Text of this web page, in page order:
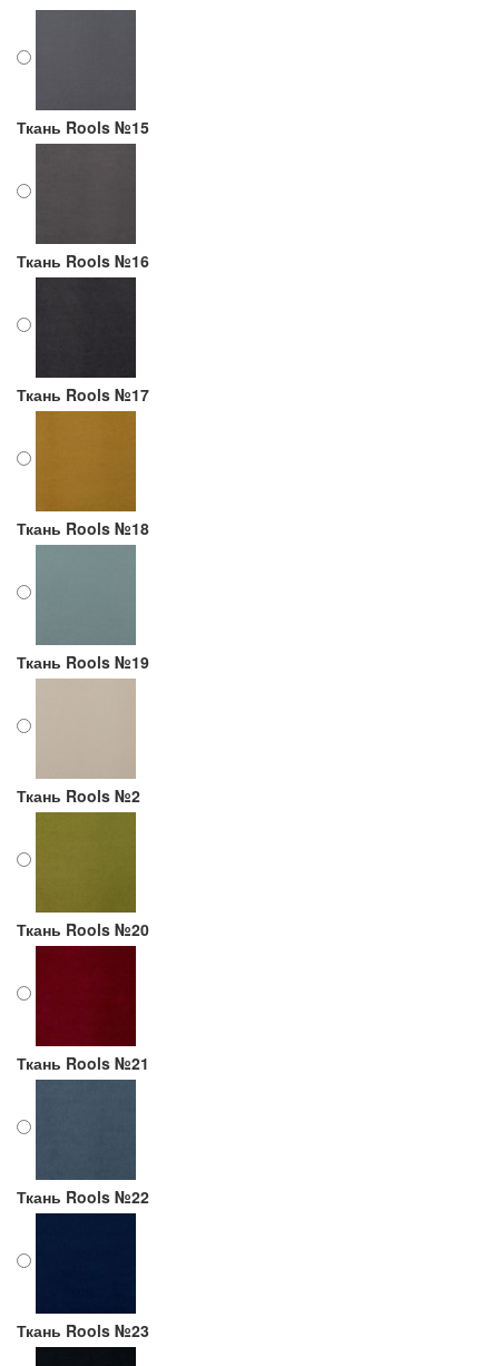
Ткань Rools №15
Ткань Rools №16
Ткань Rools №17
Ткань Rools №18
Ткань Rools №19
Ткань Rools №2
Ткань Rools №20
Ткань Rools №21
Ткань Rools №22
Ткань Rools №23